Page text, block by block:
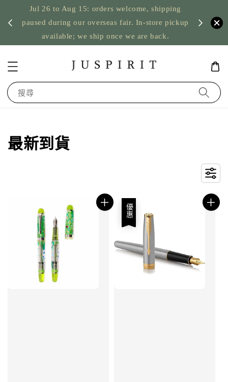
Jul 26 to Aug 15: orders welcome, shipping
paused during our overseas fair. In-store pickup
available; we ship once we are back.
US
搜尋
最新到貨
優惠